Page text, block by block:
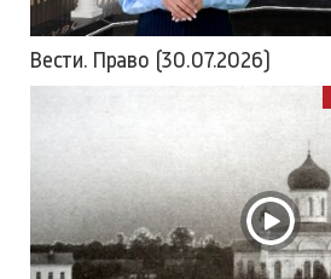
Вести. Право (30.07.2026)